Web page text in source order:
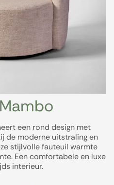
een rond design met
de moderne uitstraling en
stijlvolle fauteuil warmte
Een comfortabele en luxe
interieur.